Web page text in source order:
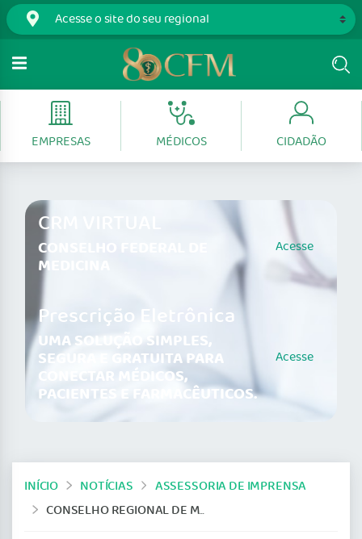
EMPRESAS MÉDICOS CIDADÃO
CRM VIRTUAL
CONSELHO FEDERAL DE
MEDICINA
Acesse
Prescrição Eletrônica
UMA SOLUÇÃO SIMPLES,
SEGURA E GRATUITA PARA
CONECTAR MÉDICOS,
PACIENTES E FARMACÊUTICOS.
Acesse
INÍCIO NOTÍCIAS
ASSESSORIA DE IMPRENSA
CONSELHO REGIONAL DE MEDICINA DE ALAGOAS PROMOVE NESTA SEXTA-FEIRA (3) ENCONTRO DEPARTAMENTO DE FISCALIZAÇÃO